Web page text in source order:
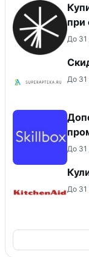
при
До 31
До 31
До 31
До 31